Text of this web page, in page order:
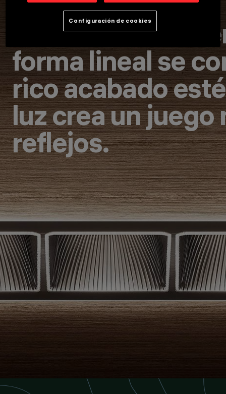
La naturaleza
forma lineal se
rico acabado
luz crea un juego
reflejos.
Configuración de cookies